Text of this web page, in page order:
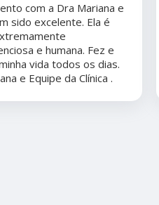
com a Dra Mariana e
sido excelente. Ela é
e humana. Fez e
vida todos os dias.
e Equipe da Clínica .